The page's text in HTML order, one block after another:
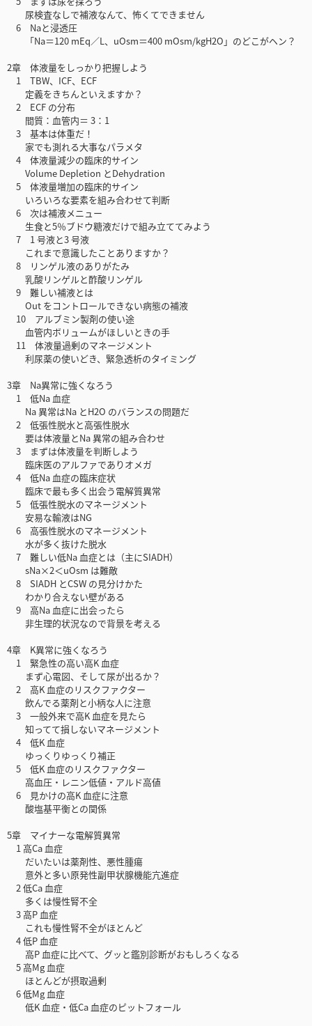
尿検査なしで補液なんて、怖くてできません
6 Naと浸透圧
「Na＝120 mEq／L、uOsm＝400 mOsm/kgH2O」のどこがヘン？
2章 体液量をしっかり把握しよう
1 TBW、ICF、ECF
定義をきちんといえますか？
2 ECF の分布
間質：血管内＝ 3：1
3 基本は体重だ！
家でも測れる大事なパラメタ
4 体液量減少の臨床的サイン
Volume Depletion とDehydration
5 体液量増加の臨床的サイン
いろいろな要素を組み合わせて判断
6 次は補液メニュー
生食と5％ブドウ糖液だけで組み立ててみよう
7 1 号液と3 号液
これまで意識したことありますか？
8 リンゲル液のありがたみ
乳酸リンゲルと酢酸リンゲル
9 難しい補液とは
Out をコントロールできない病態の補液
10 アルブミン製剤の使い途
血管内ボリュームがほしいときの手
11 体液量過剰のマネージメント
利尿薬の使いどき、緊急透析のタイミング
3章 Na異常に強くなろう
1 低Na 血症
Na 異常はNa とH2O のバランスの問題だ
2 低張性脱水と高張性脱水
要は体液量とNa 異常の組み合わせ
3 まずは体液量を判断しよう
臨床医のアルファでありオメガ
4 低Na 血症の臨床症状
臨床で最も多く出会う電解質異常
5 低張性脱水のマネージメント
安易な輸液はNG
6 高張性脱水のマネージメント
水が多く抜けた脱水
7 難しい低Na 血症とは（主にSIADH）
sNa×2＜uOsm は難敵
8 SIADH とCSW の見分けかた
わかり合えない壁がある
9 高Na 血症に出会ったら
非生理的状況なので背景を考える
4章 K異常に強くなろう
1 緊急性の高い高K 血症
まず心電図、そして尿が出るか？
2 高K 血症のリスクファクター
飲んでる薬剤と小柄な人に注意
3 一般外来で高K 血症を見たら
知ってて損しないマネージメント
4 低K 血症
ゆっくりゆっくり補正
5 低K 血症のリスクファクター
高血圧・レニン低値・アルド高値
6 見かけの高K 血症に注意
酸塩基平衡との関係
5章 マイナーな電解質異常
1 高Ca 血症
だいたいは薬剤性、悪性腫瘍
意外と多い原発性副甲状腺機能亢進症
2 低Ca 血症
多くは慢性腎不全
3 高P 血症
これも慢性腎不全がほとんど
4 低P 血症
高P 血症に比べて、グッと鑑別診断がおもしろくなる
5 高Mg 血症
ほとんどが摂取過剰
6 低Mg 血症
低K 血症・低Ca 血症のピットフォール